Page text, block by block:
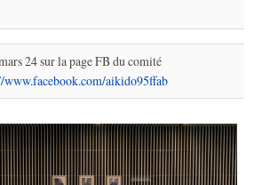
24 sur la page FB du comité
www.facebook.com/aikido95ffab